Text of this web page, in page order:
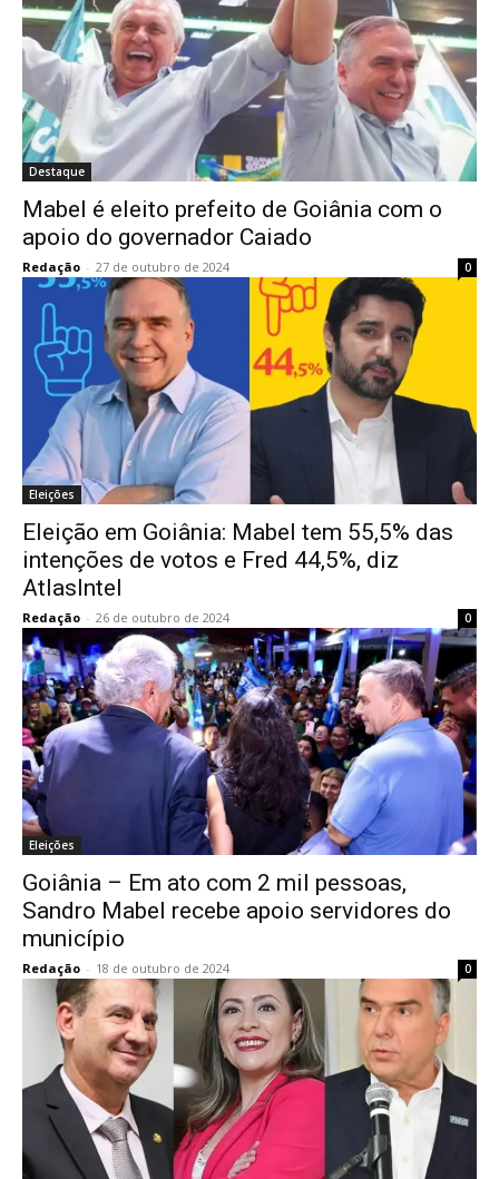
Destaque
Mabel é eleito prefeito de Goiânia com o
apoio do governador Caiado
Redação - 27 de outubro de 2024 0
Eleições
Eleição em Goiânia: Mabel tem 55,5% das
intenções de votos e Fred 44,5%, diz
AtlasIntel
Redação - 26 de outubro de 2024 0
Eleições
Goiânia – Em ato com 2 mil pessoas,
Sandro Mabel recebe apoio servidores do
município
Redação - 18 de outubro de 2024 0